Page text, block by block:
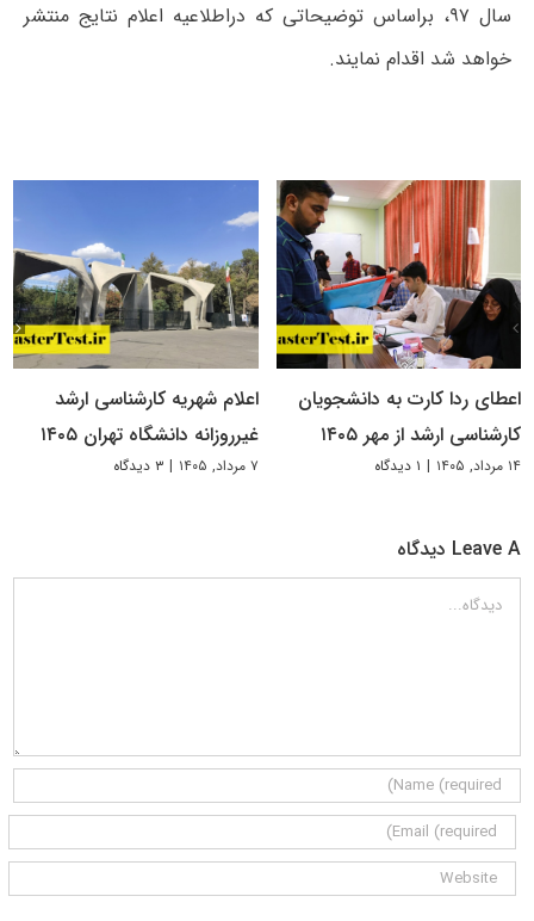
سال ۹۷، براساس توضیحاتی که دراطلاعیه اعلام نتایج منتشر
خواهد شد اقدام نمایند.
اعطای ردا کارت به دانشجویان
کارشناسی ارشد از مهر ۱۴۰۵
۱۴ مرداد, ۱۴۰۵ | ۱ دیدگاه
اعلام شهریه کارشناسی ارشد
غیرروزانه دانشگاه تهران ۱۴۰۵
۷ مرداد, ۱۴۰۵ | ۳ دیدگاه
Leave A دیدگاه
دیدگاه